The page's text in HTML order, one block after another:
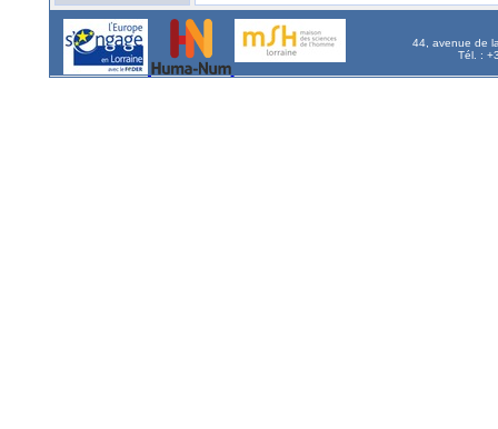
44, avenue de
Tél. :